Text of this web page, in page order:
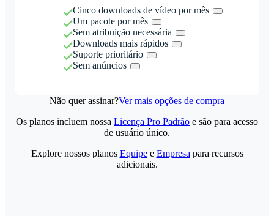
Cinco downloads de vídeo por mês
Um pacote por mês
Sem atribuição necessária
Downloads mais rápidos
Suporte prioritário
Sem anúncios
Não quer assinar?Ver mais opções de compra
Os planos incluem nossa Licença Pro Padrão e são para acesso
de usuário único.
Explore nossos planos Equipee Empresa para recursos
adicionais.